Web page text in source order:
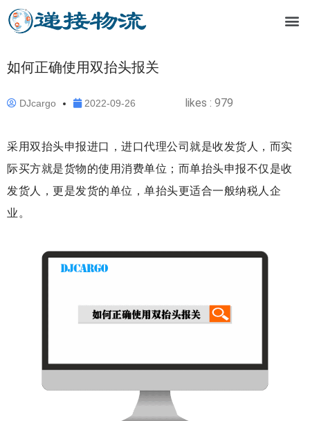
如何正确使用双抬头报关
DJcargo 2022-09-26 likes : 979
采用双抬头申报进口，进口代理公司就是收发货人，而实
际买方就是货物的使用消费单位；而单抬头申报不仅是收
发货人，更是发货的单位，单抬头更适合一般纳税人企
业。